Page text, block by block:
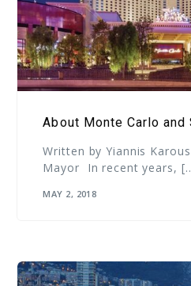
About Monte Carlo and
Written by Yiannis
Mayor In recent years,
MAY 2, 2018